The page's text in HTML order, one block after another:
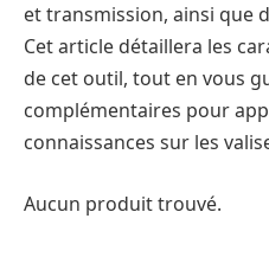
et transmission, ainsi que
Cet article détaillera les
de cet outil, tout en vous
complémentaires pour
connaissances sur les
Aucun produit trouvé.